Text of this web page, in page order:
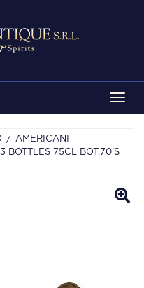
AMERICANI
BOTTLES 75CL BOT.70'S